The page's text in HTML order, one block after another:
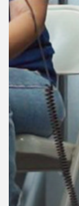
บทความ
ข่าว
และ
กิจกรรม
เรา